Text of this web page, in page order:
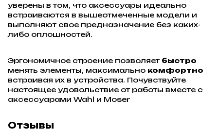
уверены в том, что аксессуары идеально
встраиваются в вышеотмеченные модели и
выполняют свое предназначение без каких-
либо оплошностей.
Эргономичное строение позволяет быстро
менять элементы, максимально комфортно
встраивая их в устройства. Почувствуйте
настоящее удовольствие от работы вместе с
аксессуарами Wahl и Moser
Отзывы